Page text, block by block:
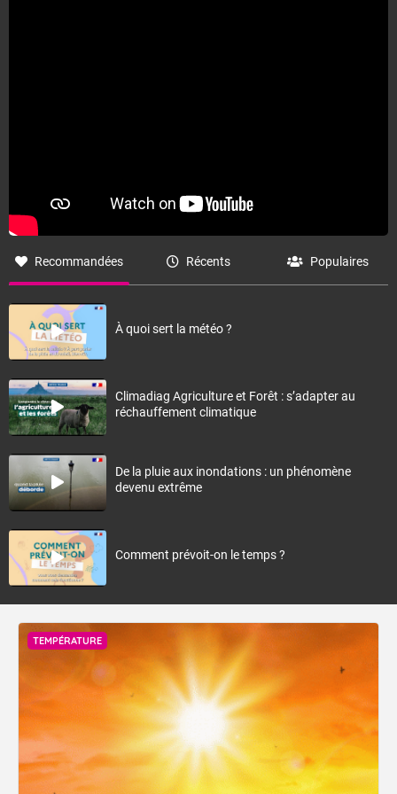
Recommandées Récents Populaires
À quoi sert la météo ?
Climadiag Agriculture et Forêt : s’adapter au
réchauffement climatique
De la pluie aux inondations : un phénomène
devenu extrême
Comment prévoit-on le temps ?
TEMPÉRATURE